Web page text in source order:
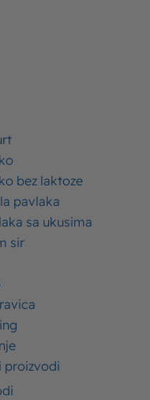
bez laktoze
pavlaka
sa ukusima
sir
proizvodi
Autor:Imlek